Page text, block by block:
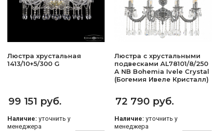
Люстра хрустальная
1413/10+5/300 G
99 151 руб.
Наличие: уточнить у
менеджера
Люстра с хрустальными
подвесками AL78101/8/250
A NB Bohemia Ivele Crystal
(Богемия Ивеле Кристалл)
72 790 руб.
Наличие: уточнить у
менеджера